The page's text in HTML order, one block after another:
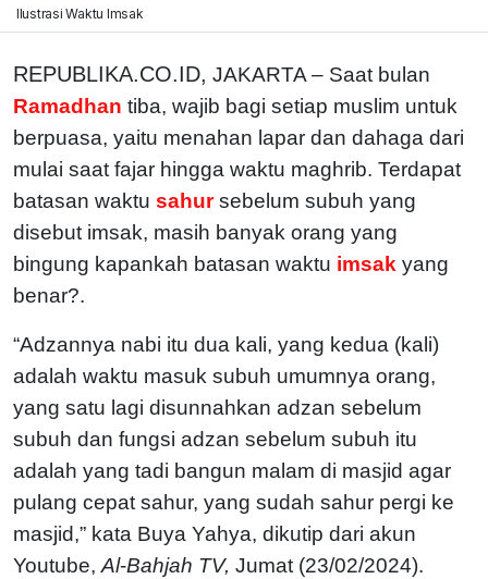
Ilustrasi Waktu Imsak
REPUBLIKA.CO.ID, JAKARTA – Saat bulan
Ramadhan tiba, wajib bagi setiap muslim untuk
berpuasa, yaitu menahan lapar dan dahaga dari
mulai saat fajar hingga waktu maghrib. Terdapat
batasan waktu sahursebelum subuh yang
disebut imsak, masih banyak orang yang
bingung kapankah batasan waktu imsak yang
benar?.
“Adzannya nabi itu dua kali, yang kedua (kali)
adalah waktu masuk subuh umumnya orang,
yang satu lagi disunnahkan adzan sebelum
subuh dan fungsi adzan sebelum subuh itu
adalah yang tadi bangun malam di masjid agar
pulang cepat sahur, yang sudah sahur pergi ke
masjid,” kata Buya Yahya, dikutip dari akun
Youtube, Al-Bahjah TV, Jumat (23/02/2024).